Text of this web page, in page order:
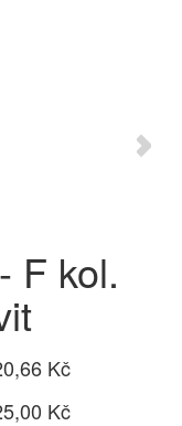
F kol.
Kč
Kč